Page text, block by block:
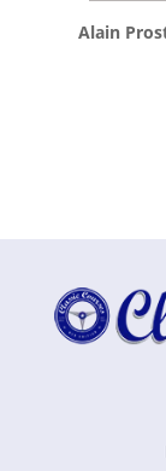
Alain